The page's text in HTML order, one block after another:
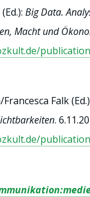
Big Data.
Macht und
Falk
.